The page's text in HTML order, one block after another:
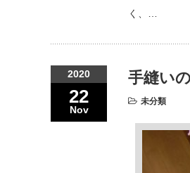
く、…
2020
22
Nov
手縫い
未分類